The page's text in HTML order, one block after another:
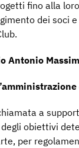
fino alla
dei soci
a
obiettivi
per